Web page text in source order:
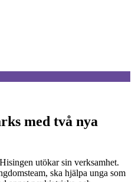
med två nya
utökar sin verksamhet.
ska hjälpa unga som